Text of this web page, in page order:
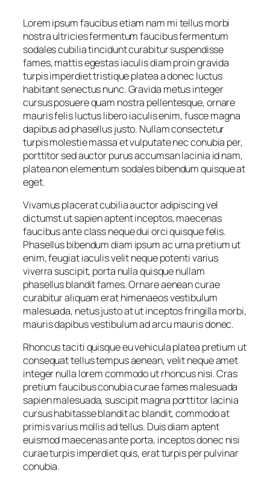
Lorem ipsum faucibus etiam nam mi tellus morbi
nostra ultricies fermentum faucibus fermentum
sodales cubilia tincidunt curabitur suspendisse
fames, mattis egestas iaculis diam proin gravida
turpis imperdiet tristique platea a donec luctus
habitant senectus nunc. Gravida metus integer
cursus posuere quam nostra pellentesque, ornare
mauris felis luctus libero iaculis enim, fusce magna
dapibus ad phasellus justo. Nullam consectetur
turpis molestie massa et vulputate nec conubia per,
porttitor sed auctor purus accumsan lacinia id nam,
platea non elementum sodales bibendum quisque at
eget.
Vivamus placerat cubilia auctor adipiscing vel
dictumst ut sapien aptent inceptos, maecenas
faucibus ante class neque dui orci quisque felis.
Phasellus bibendum diam ipsum ac urna pretium ut
enim, feugiat iaculis velit neque potenti varius
viverra suscipit, porta nulla quisque nullam
phasellus blandit fames. Ornare aenean curae
curabitur aliquam erat himenaeos vestibulum
malesuada, netus justo at ut inceptos fringilla morbi,
mauris dapibus vestibulum ad arcu mauris donec.
Rhoncus taciti quisque eu vehicula platea pretium ut
consequat tellus tempus aenean, velit neque amet
integer nulla lorem commodo ut rhoncus nisi. Cras
pretium faucibus conubia curae fames malesuada
sapien malesuada, suscipit magna porttitor lacinia
cursus habitasse blandit ac blandit, commodo at
primis varius mollis ad tellus. Duis diam aptent
euismod maecenas ante porta, inceptos donec nisi
curae turpis imperdiet quis, erat turpis per pulvinar
conubia.